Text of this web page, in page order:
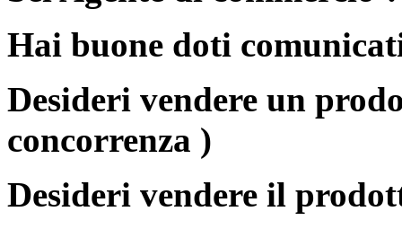
Hai buone doti
Desideri vendere un
concorrenza )
Desideri vendere il